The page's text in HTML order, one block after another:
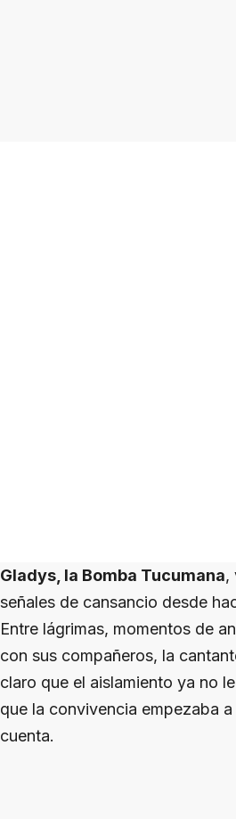
Gladys, la Bomba Tucumana,
señales de cansancio desde
Entre lágrimas, momentos de
con sus compañeros, la
claro que el aislamiento ya no
que la convivencia empezaba
cuenta.